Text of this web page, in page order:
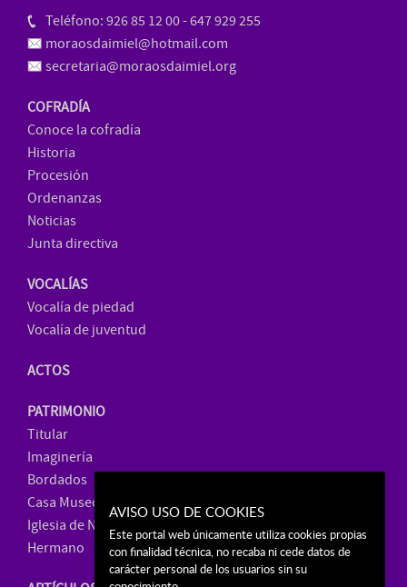
Teléfono: 926 85 12 00 - 647 929 255
moraosdaimiel@hotmail.com
secretaria@moraosdaimiel.org
COFRADÍA
Conoce la cofradía
Historia
Procesión
Ordenanzas
Noticias
Junta directiva
VOCALÍAS
Vocalía de piedad
Vocalía de juventud
ACTOS
PATRIMONIO
Titular
Imaginería
Bordados
Casa Museo
Iglesia de Ntra. Sra. de La Paz
Hermano
AVISO USO DE COOKIES
Este portal web únicamente utiliza cookies propias
con finalidad técnica, no recaba ni cede datos de
carácter personal de los usuarios sin su